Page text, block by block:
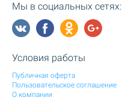
Мы в социальных сетях:
Условия работы
Публичная оферта
Пользовательское соглашение
О компании